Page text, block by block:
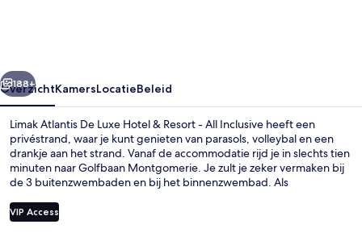
Resort
-
All
Inclusive
Volgende
188+
OverzichtKamersLocatieBeleid
Limak Atlantis De Luxe Hotel & Resort - All Inclusive heeft een
privéstrand, waar je kunt genieten van parasols, volleybal en een
drankje aan het strand. Vanaf de accommodatie rijd je in slechts tien
minuten naar Golfbaan Montgomerie. Je zult je zeker vermaken bij
de 3 buitenzwembaden en bij het binnenzwembad. Als
body wraps en body scrubs in de spa. Bij PINEA, een van de 6
restaurants, kun je terecht voor ontbijt, lunch en diner. Deze
VIP Access